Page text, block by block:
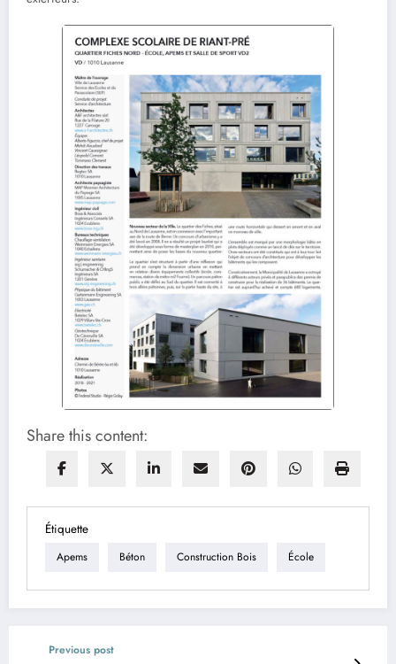
Share this content:
Étiquette
Apems Béton Construction Bois École
Previous post